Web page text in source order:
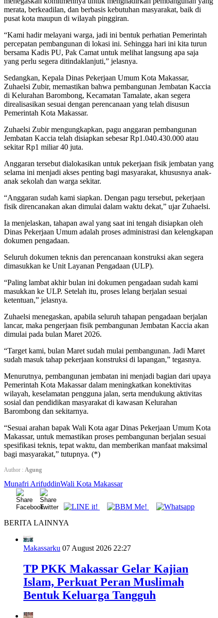
merata, berkeadilan, dan berbasis kebutuhan masyarakat, baik di
pusat kota maupun di wilayah pinggiran.
“Kami hadir melayani warga, jadi ini bentuk perhatian Pemerintah
percepatan pembangunan di lokasi ini. Sehingga hari ini kita turun
bersama Kadis PU, Pak Camat untuk melihat langsung apa saja
yang perlu segera ditindaklanjuti,” jelasnya.
Sedangkan, Kepala Dinas Pekerjaan Umum Kota Makassar,
Zuhaelsi Zubir, memastikan bahwa pembangunan Jembatan Kaccia
di Kelurahan Barombong, Kecamatan Tamalate, akan segera
direalisasikan sesuai dengan perencanaan yang telah disusun
Pemerintah Kota Makassar.
Zuhaelsi Zubir mengungkapkan, pagu anggaran pembangunan
Jembatan Kaccia telah disiapkan sebesar Rp1.040.430.000 atau
sekitar Rp1 miliar 40 juta.
Anggaran tersebut dialokasikan untuk pekerjaan fisik jembatan yang
selama ini menjadi akses penting bagi masyarakat, khususnya anak-
anak sekolah dan warga sekitar.
“Anggaran sudah kami siapkan. Dengan pagu tersebut, pekerjaan
fisik direncanakan akan dimulai dalam waktu dekat,” ujar Zuhaelsi.
Ia menjelaskan, tahapan awal yang saat ini tengah disiapkan oleh
Dinas Pekerjaan Umum adalah proses administrasi dan kelengkapan
dokumen pengadaan.
Seluruh dokumen teknis dan perencanaan konstruksi akan segera
dimasukkan ke Unit Layanan Pengadaan (ULP).
“Paling lambat akhir bulan ini dokumen pengadaan sudah kami
masukkan ke ULP. Setelah itu, proses lelang berjalan sesuai
ketentuan,” jelasnya.
Zuhaelsi menegaskan, apabila seluruh tahapan pengadaan berjalan
lancar, maka pengerjaan fisik pembangunan Jembatan Kaccia akan
dimulai pada bulan Maret 2026.
“Target kami, bulan Maret sudah mulai pembangunan. Jadi Maret
sudah masuk tahap pekerjaan konstruksi di lapangan,” tegasnya.
Menurutnya, pembangunan jembatan ini menjadi bagian dari upaya
Pemerintah Kota Makassar dalam meningkatkan konektivitas
wilayah, keselamatan pengguna jalan, serta mendukung aktivitas
sosial dan pendidikan masyarakat di kawasan Kelurahan
Barombong dan sekitarnya.
“Sesuai arahan bapak Wali Kota agar Dinas Pekerjaan Umum Kota
Makassar, untuk memastikan proses pembangunan berjalan sesuai
spesifikasi teknis, tepat waktu, dan memberikan manfaat maksimal
bagi masyarakat,” tutupnya. (*)
Author : Agung
Munafri ArifuddinWali Kota Makassar
BERITA LAINNYA
Makassarku 07 August 2026 22:27
TP PKK Makassar Gelar Kajian
Islam, Perkuat Peran Muslimah
Bentuk Keluarga Tangguh